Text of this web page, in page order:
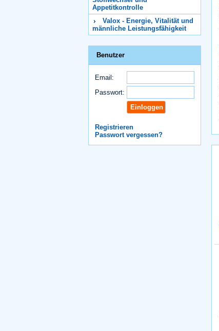
Appetitkontrolle
Valox - Energie, Vitalität und
männliche Leistungsfähigkeit
Benutzer
Email:
Passwort:
Registrieren
Passwort vergessen?